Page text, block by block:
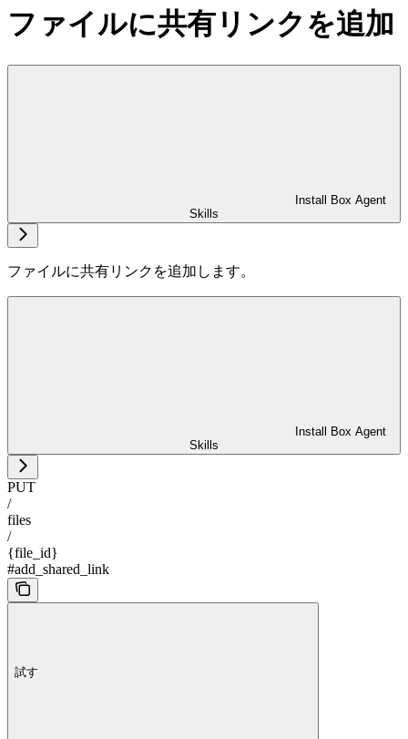
ファイルに共有リンクを追加
Install Box Agent
Skills
ファイルに共有リンクを追加します。
Install Box Agent
Skills
PUT
/
files
/
{file_id}
#add_shared_link
試す